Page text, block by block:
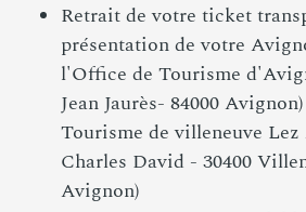
Retrait de votre ticket
présentation de votre
l'Office de Tourisme
Jean Jaurès- 84000
Tourisme de villeneuve
Charles David - 30400
Avignon)